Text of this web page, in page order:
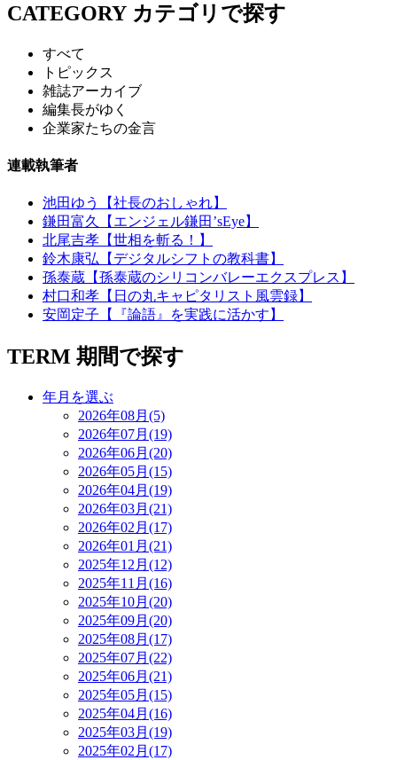
CATEGORY カテゴリで探す
すべて
トピックス
雑誌アーカイブ
編集長がゆく
企業家たちの金言
連載執筆者
池田ゆう【社長のおしゃれ】
鎌田富久【エンジェル鎌田’sEye】
北尾吉孝【世相を斬る！】
鈴木康弘【デジタルシフトの教科書】
孫泰蔵【孫泰蔵のシリコンバレーエクスプレス】
村口和孝【日の丸キャピタリスト風雲録】
安岡定子【『論語』を実践に活かす】
TERM 期間で探す
年月を選ぶ
2026年08月(5)
2026年07月(19)
2026年06月(20)
2026年05月(15)
2026年04月(19)
2026年03月(21)
2026年02月(17)
2026年01月(21)
2025年12月(12)
2025年11月(16)
2025年10月(20)
2025年09月(20)
2025年08月(17)
2025年07月(22)
2025年06月(21)
2025年05月(15)
2025年04月(16)
2025年03月(19)
2025年02月(17)